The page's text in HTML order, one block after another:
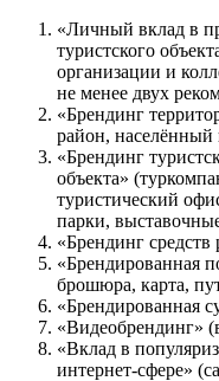
«Личный вклад в
туристского
организации и
не менее двух
«Брендинг
район, населённый
«Брендинг
объекта»
туристический
парки,
«Брендинг
«Брендированная
брошюра, карта,
«Брендированная
«Видеобрендинг»
«Вклад в
интернет-сфере»